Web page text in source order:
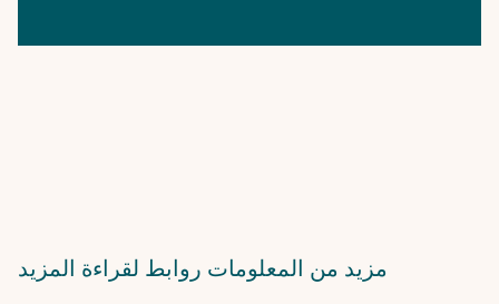
مزيد من المعلومات روابط لقراءة المزيد